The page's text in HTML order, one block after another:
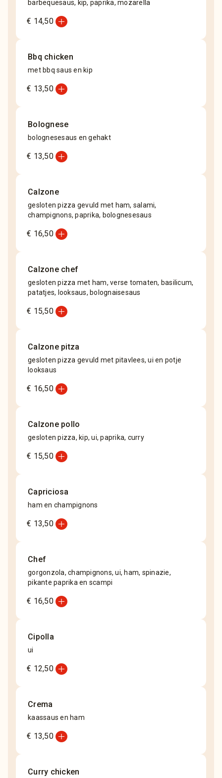
barbequesaus, kip, paprika, mozarella
€ 14,50add_circle
Bbq chicken
met bbq saus en kip
€ 13,50add_circle
Bolognese
bolognesesaus en gehakt
€ 13,50add_circle
Calzone
gesloten pizza gevuld met ham, salami,
champignons, paprika, bolognesesaus
€ 16,50add_circle
Calzone chef
gesloten pizza met ham, verse tomaten, basilicum,
patatjes, looksaus, bolognaisesaus
€ 15,50add_circle
Calzone pitza
gesloten pizza gevuld met pitavlees, ui en potje
looksaus
€ 16,50add_circle
Calzone pollo
gesloten pizza, kip, ui, paprika, curry
€ 15,50add_circle
Capriciosa
ham en champignons
€ 13,50add_circle
Chef
gorgonzola, champignons, ui, ham, spinazie,
pikante paprika en scampi
€ 16,50add_circle
Cipolla
ui
€ 12,50add_circle
Crema
kaassaus en ham
€ 13,50add_circle
Curry chicken